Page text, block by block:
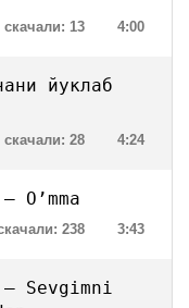
4:00
скачали: 13
йуклаб
4:24
скачали: 28
O’mma
3:43
238
Sevgimni